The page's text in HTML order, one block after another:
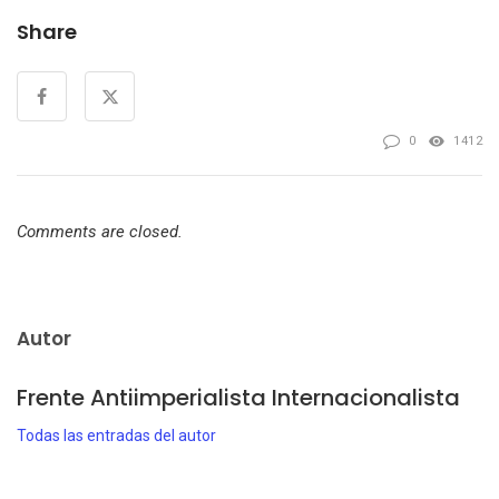
Share
0 1412
Comments are closed.
Autor
Frente Antiimperialista Internacionalista
Todas las entradas del autor